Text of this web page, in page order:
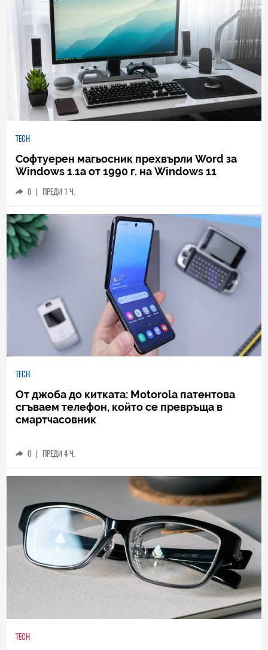
TECH
Софтуерен магьосник прехвърли Word за
Windows 1.1a от 1990 г. на Windows 11
0 | ПРЕДИ 1 Ч.
TECH
От джоба до китката: Motorola патентова
сгъваем телефон, който се превръща в
смартчасовник
0 | ПРЕДИ 4 Ч.
TECH